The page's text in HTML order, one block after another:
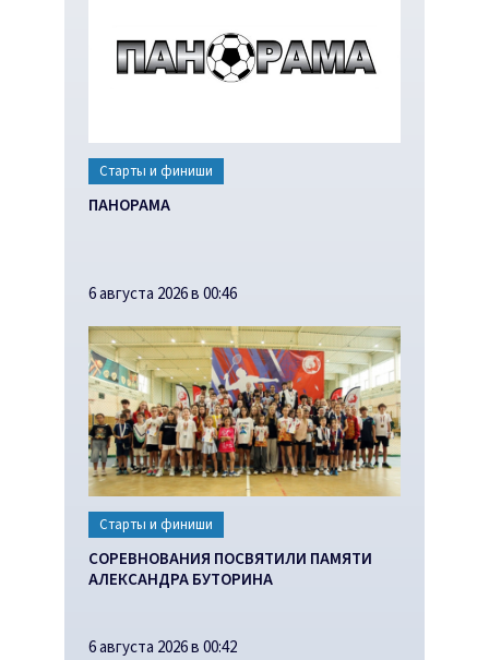
Старты и финиши
ПАНОРАМА
6 августа 2026 в 00:46
Старты и финиши
СОРЕВНОВАНИЯ ПОСВЯТИЛИ ПАМЯТИ
АЛЕКСАНДРА БУТОРИНА
6 августа 2026 в 00:42